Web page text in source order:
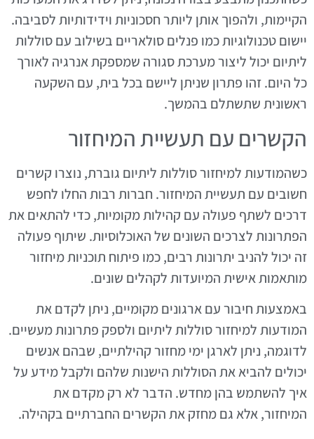
הקיימות, ולהפוך אותן ליותר חסכוניות וידידותיות לסביבה.
יישום טכנולוגיות כמו פנלים סולאריים בשילוב עם סוללות
ליתיום יכול ליצור מערכת סגורה שמספקת אנרגיה לאורך
כל היום. זהו פתרון שניתן ליישם בכל בית, עם השקעה
ראשונית שתשתלם בהמשך.
הקשרים עם תעשיית המיחזור
כשהמודעות למיחזור סוללות ליתיום גוברת, נוצרו קשרים
חשובים עם תעשיית המיחזור. חברות רבות החלו לחפש
דרכים לשתף פעולה עם קהילות מקומיות, כדי להתאים את
הפתרונות לצרכים השונים של האוכלוסיות. שיתוף פעולה
זה יכול להניב יתרונות רבים, כמו פיתוח תוכניות מיחזור
מותאמות אישית המיועדות לקהלים שונים.
באמצעות חיבור עם ארגונים מקומיים, ניתן לקדם את
המודעות למיחזור סוללות ליתיום ולספק פתרונות מעשיים.
לדוגמה, ניתן לארגן ימי מחזור קהילתיים, שבהם אנשים
יכולים להביא את הסוללות הישנות שלהם ולקבל מידע על
איך להשתמש בהן מחדש. הדבר לא רק מקדם את
המיחזור, אלא גם מחזק את הקשרים החברתיים בקהילה.